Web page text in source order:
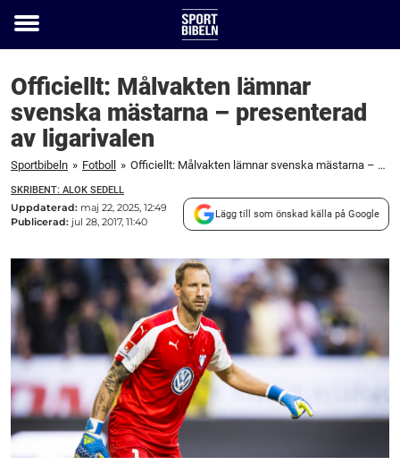
Toggle
Officiellt: Målvakten lämnar
svenska mästarna – presenterad
av ligarivalen
Sportbibeln » Fotboll » Officiellt: Målvakten lämnar svenska mästarna – presenterad av ligarivalen
SKRIBENT: ALOK SEDELL
Uppdaterad: maj 22, 2025, 12:49
Publicerad: jul 28, 2017, 11:40
Lägg till som önskad källa på Google